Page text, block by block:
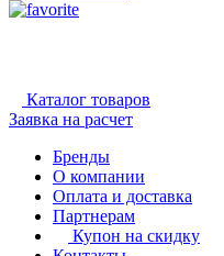
Каталог товаров
Заявка на расчет
Бренды
О компании
Оплата и доставка
Партнерам
Купон на скидку